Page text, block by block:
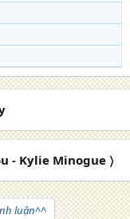
- Kylie Minogue 〉
luận^^